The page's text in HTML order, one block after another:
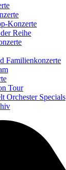
Konzerte
Reihe
Familienkonzerte
Tour
Orchester Specials